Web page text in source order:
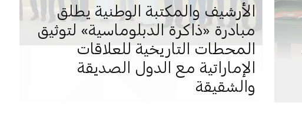
الأرشيف والمكتبة الوطنية يطلق
مبادرة «ذاكرة الدبلوماسية» لتوثيق
المحطات التاريخية للعلاقات
الإماراتية مع الدول الصديقة
والشقيقة